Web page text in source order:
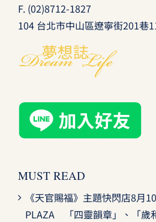
F. (02)8712-1827
104 台北市中山區遼寧街201巷
MUST READ
《天官賜福》主題快閃店8月
PLAZA 「四靈韻章」、「歲